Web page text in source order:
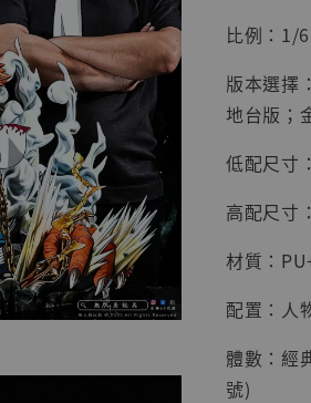
比例：1/6
版本選擇
地台版；
低配尺寸
高配尺寸
材質：
配置：人
體數：經
號)